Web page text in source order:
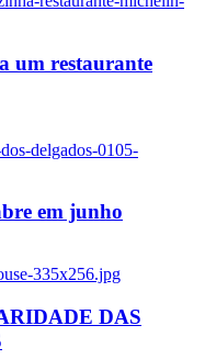
um restaurante
delgados-0105-
em junho
335x256.jpg
DAS